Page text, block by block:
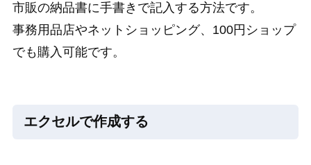
市販の納品書に手書きで記入する方法です。
事務用品店やネットショッピング、100円ショップ
でも購入可能です。
エクセルで作成する